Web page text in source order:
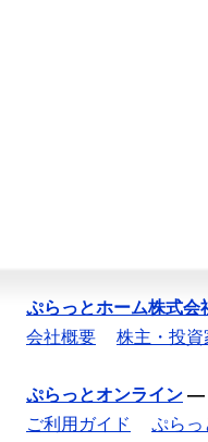
ぷらっとホーム株式会
会社概要
株主・投資
ぷらっとオンライン —
ご利用ガイド
ぷらっ